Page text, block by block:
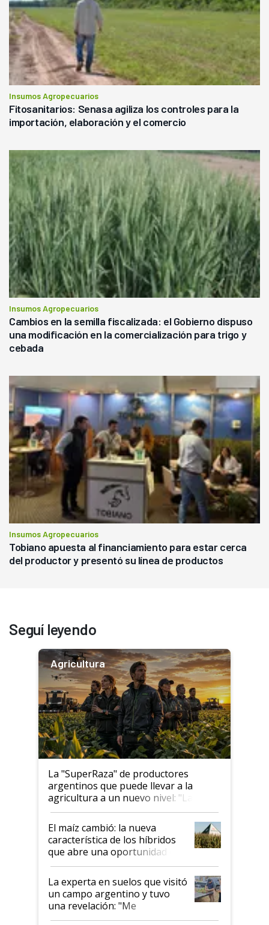
Insumos Agropecuarios
Fitosanitarios: Senasa agiliza los controles para la
importación, elaboración y el comercio
Insumos Agropecuarios
Cambios en la semilla fiscalizada: el Gobierno dispuso
una modificación en la comercialización para trigo y
cebada
Insumos Agropecuarios
Tobiano apuesta al financiamiento para estar cerca
del productor y presentó su línea de productos
Seguí leyendo
Agricultura
La "SuperRaza" de productores
argentinos que puede llevar a la
agricultura a un nuevo nivel: "Las
posibilidades de crecimiento son
infinitas"
El maíz cambió: la nueva
característica de los híbridos
que abre una oportunidad en
el lote
La experta en suelos que visitó
un campo argentino y tuvo
una revelación: "Me
impresionó mucho"